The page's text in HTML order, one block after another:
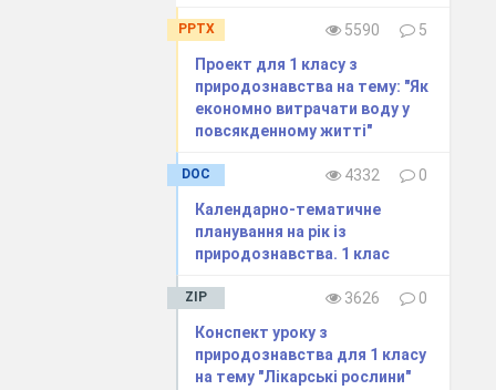
PPTX 5590
5
Проект для 1 класу з
природознавства на тему: "Як
економно витрачати воду у
повсякденному житті"
DOC 4332
0
Календарно-тематичне
планування на рік із
природознавства. 1 клас
ZIP 3626
0
Конспект уроку з
природознавства для 1 класу
на тему "Лікарські рослини"